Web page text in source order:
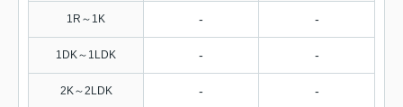
1R～1K - -
1DK～1LDK - -
2K～2LDK - -